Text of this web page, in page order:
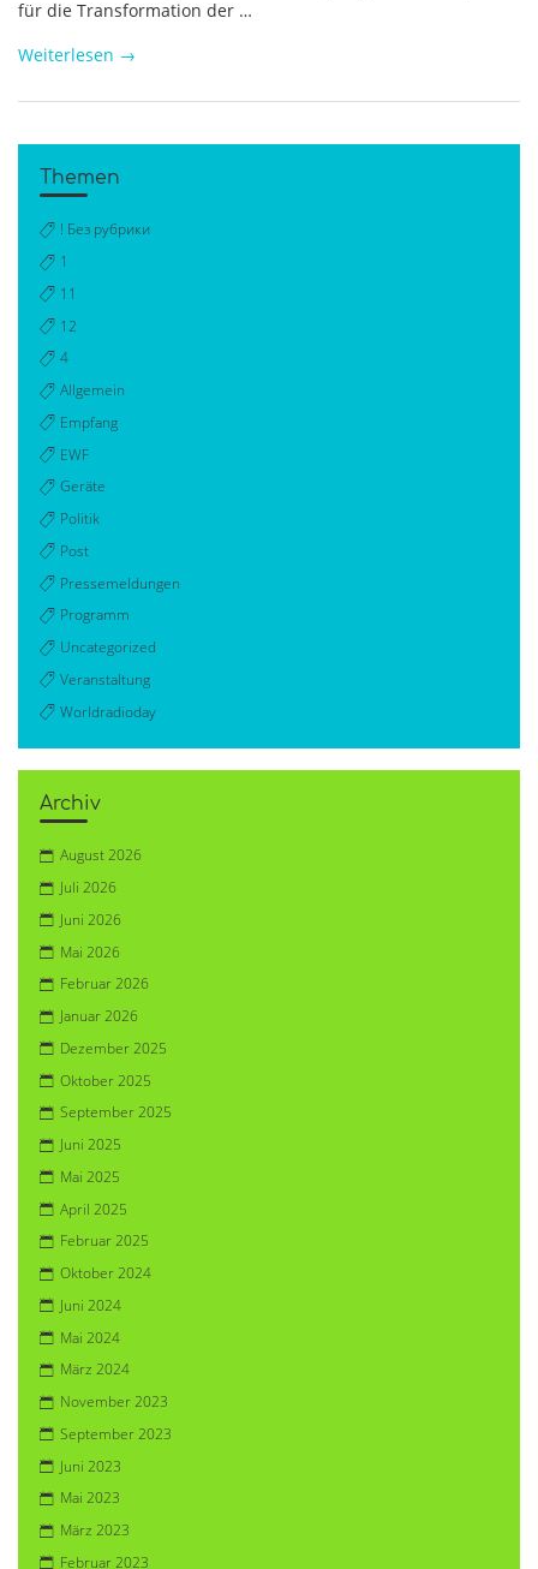
für die Transformation der …
Weiterlesen →
Themen
! Без рубрики
1
11
12
4
Allgemein
Empfang
EWF
Geräte
Politik
Post
Pressemeldungen
Programm
Uncategorized
Veranstaltung
Worldradioday
Archiv
August 2026
Juli 2026
Juni 2026
Mai 2026
Februar 2026
Januar 2026
Dezember 2025
Oktober 2025
September 2025
Juni 2025
Mai 2025
April 2025
Februar 2025
Oktober 2024
Juni 2024
Mai 2024
März 2024
November 2023
September 2023
Juni 2023
Mai 2023
März 2023
Februar 2023